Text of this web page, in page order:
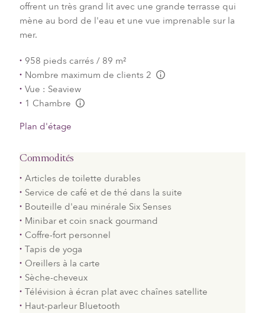
offrent un très grand lit avec une grande terrasse qui
mène au bord de l'eau et une vue imprenable sur la
mer.
958 pieds carrés / 89 m²
Nombre maximum de clients 2
Vue : Seaview
1 Chambre
Plan d'étage
Commodités
Articles de toilette durables
Service de café et de thé dans la suite
Bouteille d'eau minérale Six Senses
Minibar et coin snack gourmand
Coffre-fort personnel
Tapis de yoga
Oreillers à la carte
Sèche-cheveux
Télévision à écran plat avec chaînes satellite
Haut-parleur Bluetooth